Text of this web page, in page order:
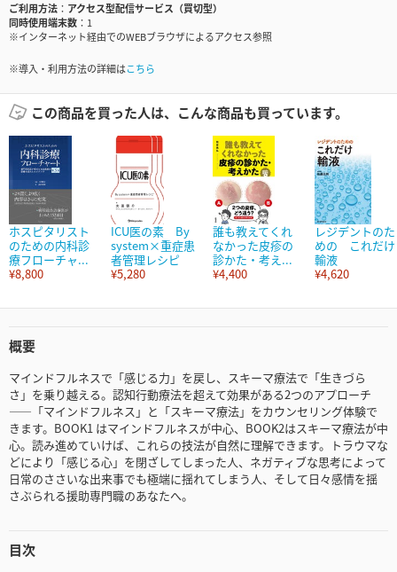
ご利用方法
アクセス型配信サービス（買切型）
同時使用端末数
1
※インターネット経由でのWEBブラウザによるアクセス参照
※導入・利用方法の詳細はこちら
この商品を買った人は、こんな商品も買っています。
ホスピタリスト
のための内科診
療フローチャ...
¥8,800
ICU医の素 By
system×重症患
者管理レシピ
¥5,280
誰も教えてくれ
なかった皮疹の
診かた・考え...
¥4,400
レジデントのた
めの これだけ
輸液
¥4,620
概要
マインドフルネスで「感じる力」を戻し、スキーマ療法で「生きづら
さ」を乗り越える。認知行動療法を超えて効果がある2つのアプローチ
——「マインドフルネス」と「スキーマ療法」をカウンセリング体験で
きます。BOOK1 はマインドフルネスが中心、BOOK2はスキーマ療法が中
心。読み進めていけば、これらの技法が自然に理解できます。トラウマな
どにより「感じる心」を閉ざしてしまった人、ネガティブな思考によって
日常のささいな出来事でも極端に揺れてしまう人、そして日々感情を揺
さぶられる援助専門職のあなたへ。
目次